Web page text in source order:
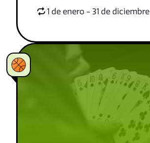
1 de enero - 31 de diciembre